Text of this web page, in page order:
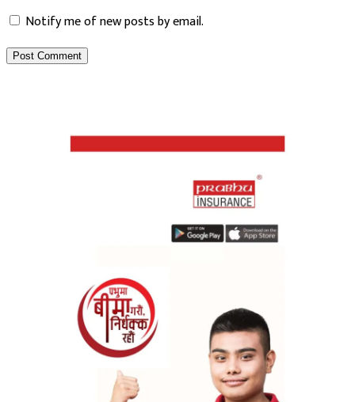
Notify me of new posts by email.